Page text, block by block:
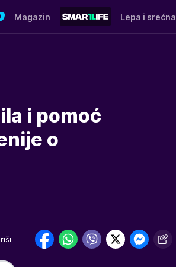
Magazin Lepa i srećna
i pomoć
o